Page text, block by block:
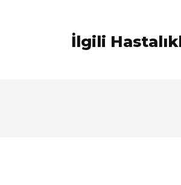
İlgili